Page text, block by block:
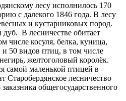
лесу исполнилось 170
с далекого 1846 года. В лесу
и кустарниковых пород.
В лесничестве обитает
числе косуля, белка, куница,
и 50 видов птиц, в том числе
желтоголовый королёк.
самой маленькой птицей в
лесничество
общегосударственного